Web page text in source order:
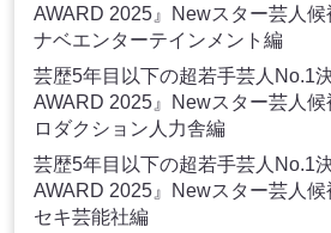
AWARD 2025』Newスター芸人候
ナベエンターテインメント編
芸歴5年目以下の超若手芸人No.1
AWARD 2025』Newスター芸人
ロダクション人力舎編
芸歴5年目以下の超若手芸人No.1
AWARD 2025』Newスター芸人候
セキ芸能社編